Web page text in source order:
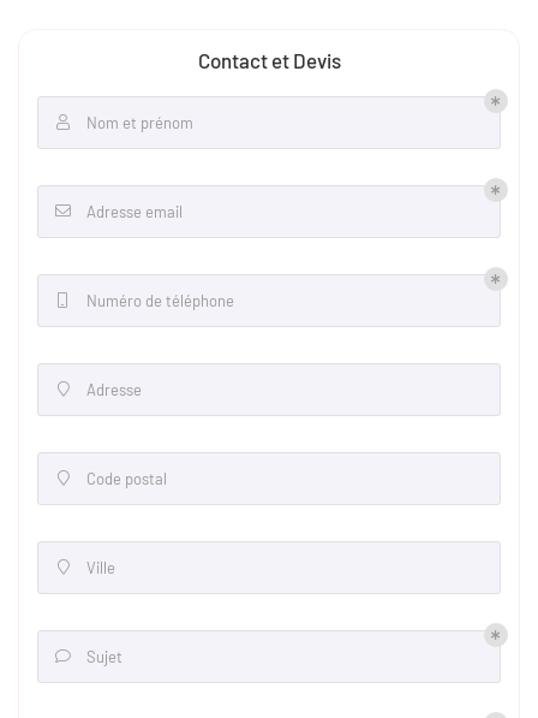
Contact et Devis
 Nom et prénom
 Adresse email
Numéro de téléphone
 Adresse
 Code postal
 Ville
 Sujet